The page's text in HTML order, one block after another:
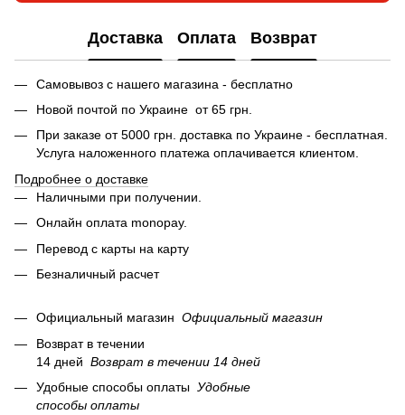
Доставка Оплата Возврат
Самовывоз с нашего магазина - бесплатно
Новой почтой по Украине от 65 грн.
При заказе от 5000 грн. доставка по Украине - бесплатная.
Услуга наложенного платежа оплачиваетcя клиентом.
Подробнее о доставке
Наличными при получении.
Онлайн оплата monopay.
Перевод с карты на карту
Безналичный расчет
Официальный магазин Официальный магазин
Возврат в течении
14 дней Возврат в течении 14 дней
Удобные способы оплаты Удобные
способы оплаты